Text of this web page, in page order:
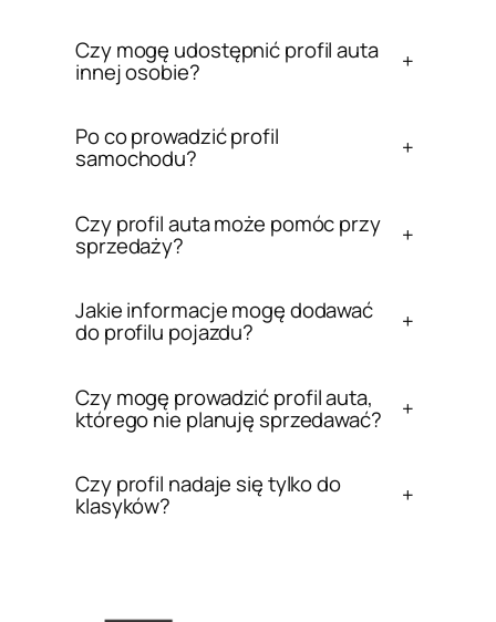
Czy mogę udostępnić profil auta
innej osobie? +
Po co prowadzić profil
samochodu? +
Czy profil auta może pomóc przy
sprzedaży? +
Jakie informacje mogę dodawać
do profilu pojazdu? +
Czy mogę prowadzić profil auta,
którego nie planuję sprzedawać? +
Czy profil nadaje się tylko do
klasyków? +